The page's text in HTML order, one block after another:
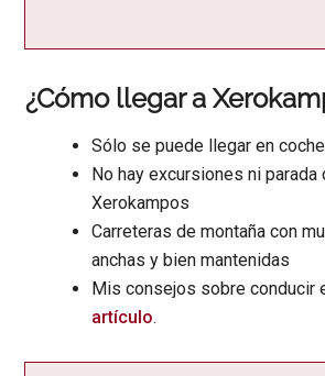
¿Cómo llegar a
Sólo se puede llegar en coche
No hay excursiones ni parada
Xerokampos
Carreteras de montaña con
anchas y bien mantenidas
Mis consejos sobre conducir
artículo.